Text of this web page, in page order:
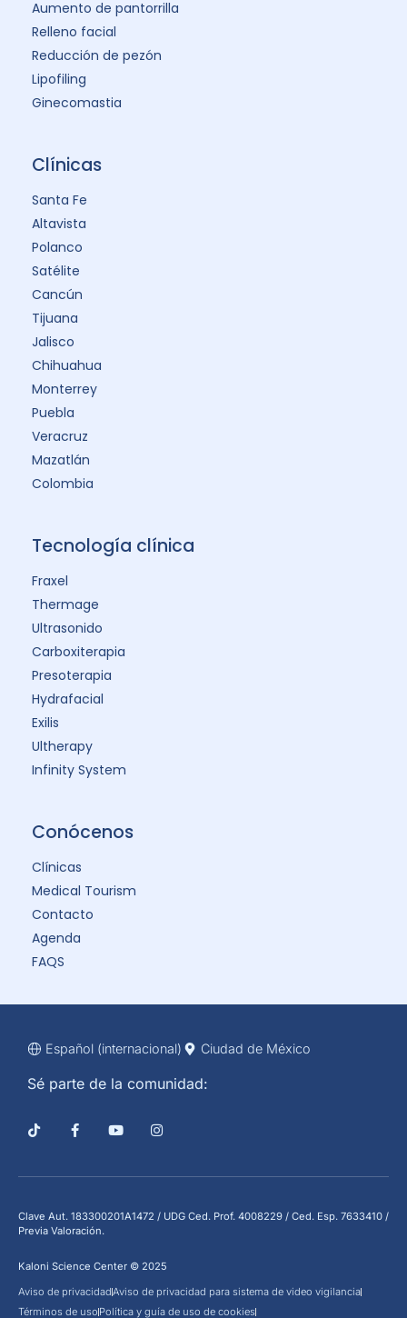
Aumento de pantorrilla
Relleno facial
Reducción de pezón
Lipofiling
Ginecomastia
Clínicas
Santa Fe
Altavista
Polanco
Satélite
Cancún
Tijuana
Jalisco
Chihuahua
Monterrey
Puebla
Veracruz
Mazatlán
Colombia
Tecnología clínica
Fraxel
Thermage
Ultrasonido
Carboxiterapia
Presoterapia
Hydrafacial
Exilis
Ultherapy
Infinity System
Conócenos
Clínicas
Medical Tourism
Contacto
Agenda
FAQS
Español (internacional) Ciudad de México
Sé parte de la comunidad:
Clave Aut. 183300201A1472 / UDG Ced. Prof. 4008229 / Ced. Esp. 7633410 /
Previa Valoración.
Kaloni Science Center © 2025
Aviso de privacidadAviso de privacidad para sistema de video vigilancia
Términos de uso Política y guía de uso de cookies